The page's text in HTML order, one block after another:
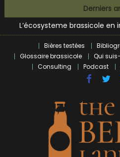
to
content
Derniers
L’écosysteme brassicole en
Zoumaï : pionnier de la
L’intelligence artificielle
BrewDog racheté par Tilray
Bières et célébrités
Bières testées
Glossaire brassicole
Qui
Consulting
Podcast